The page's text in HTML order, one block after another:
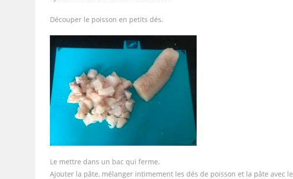
Découper le poisson en petits dés.
Le mettre dans un bac qui ferme.
Ajouter la pâte, mélanger intimement les dés de poisson et la pâte avec